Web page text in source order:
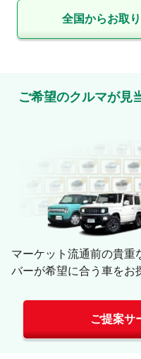
全国からお取
ご希望のクルマが見
マーケット流通前の貴重
バーが希望に合う車をお
ご提案サ